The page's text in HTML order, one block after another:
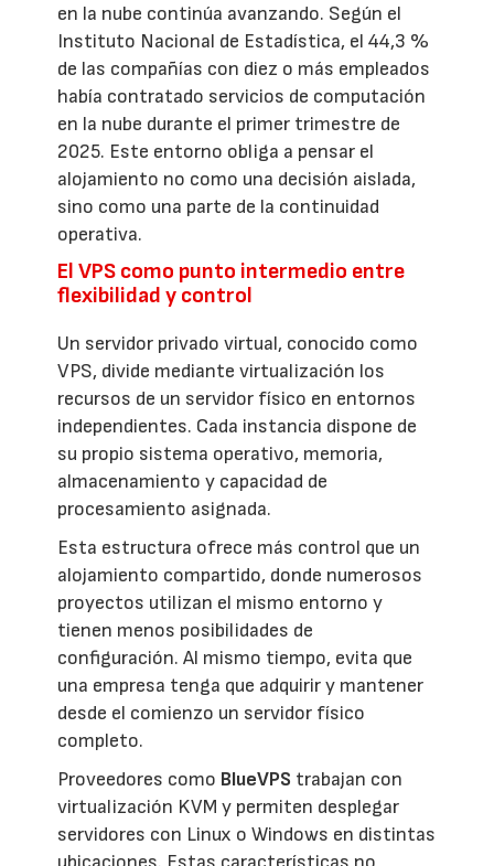
en la nube continúa avanzando. Según el
Instituto Nacional de Estadística, el 44,3 %
de las compañías con diez o más empleados
había contratado servicios de computación
en la nube durante el primer trimestre de
2025. Este entorno obliga a pensar el
alojamiento no como una decisión aislada,
sino como una parte de la continuidad
operativa.
El VPS como punto intermedio entre
flexibilidad y control
Un servidor privado virtual, conocido como
VPS, divide mediante virtualización los
recursos de un servidor físico en entornos
independientes. Cada instancia dispone de
su propio sistema operativo, memoria,
almacenamiento y capacidad de
procesamiento asignada.
Esta estructura ofrece más control que un
alojamiento compartido, donde numerosos
proyectos utilizan el mismo entorno y
tienen menos posibilidades de
configuración. Al mismo tiempo, evita que
una empresa tenga que adquirir y mantener
desde el comienzo un servidor físico
completo.
Proveedores como BlueVPS trabajan con
virtualización KVM y permiten desplegar
servidores con Linux o Windows en distintas